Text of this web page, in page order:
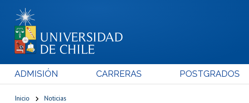
ADMISIÓN CARRERAS POSTGRADOS
Inicio Noticias